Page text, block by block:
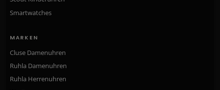
Smartwatches
MARKEN
Cluse Damenuhren
Ruhla Damenuhren
Ruhla Herrenuhren